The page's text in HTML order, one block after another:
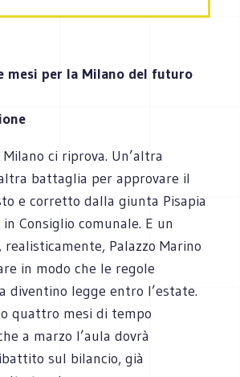
mesi per la Milano del futuro
ci riprova. Un’altra
battaglia per approvare il
e corretto dalla giunta Pisapia
Consiglio comunale. E un
Palazzo Marino
in modo che le regole
diventino legge entro l’estate.
quattro mesi di tempo
a marzo l’aula dovrà
sul bilancio, già